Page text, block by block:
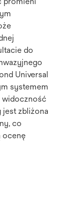
do
Universal
systemem
widoczność
zbliżona
co
ocenę